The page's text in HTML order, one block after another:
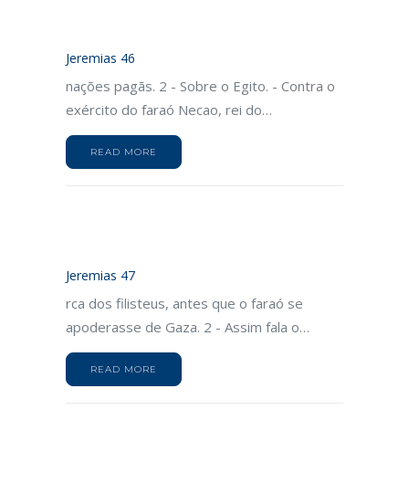
Jeremias 46
nações pagãs. 2 - Sobre o Egito. - Contra o
exército do faraó Necao, rei do…
READ MORE
Jeremias 47
rca dos filisteus, antes que o faraó se
apoderasse de Gaza. 2 - Assim fala o…
READ MORE